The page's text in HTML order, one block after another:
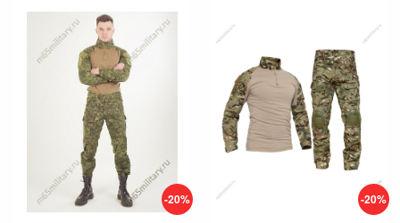
-20% -20%